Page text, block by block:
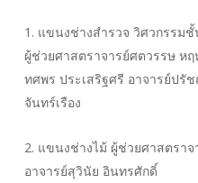
1. แขนงช่างสำรวจ วิศวกรรม
ผู้ช่วยศาสตราจารย์ศตวรรษ ห
ทศพร ประเสริฐศรี อาจารย์ปรั
จันทร์เรือง
2. แขนงช่างไม้ ผู้ช่วยศาสตรา
อาจารย์สุวินัย อินทรศักดิ์